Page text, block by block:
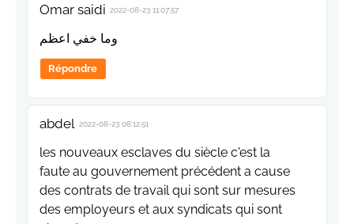
Omar saidi 2022-08-23 11:07:57
وما خفي اعظم
Répondre
abdel 2022-08-23 08:12:51
les nouveaux esclaves du siècle c'est la
faute au gouvernement précédent a cause
des contrats de travail qui sont sur mesures
des employeurs et aux syndicats qui sont